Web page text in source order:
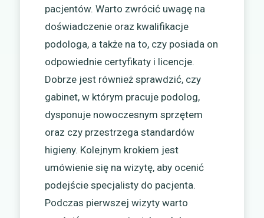
pacjentów. Warto zwrócić uwagę na
doświadczenie oraz kwalifikacje
podologa, a także na to, czy posiada on
odpowiednie certyfikaty i licencje.
Dobrze jest również sprawdzić, czy
gabinet, w którym pracuje podolog,
dysponuje nowoczesnym sprzętem
oraz czy przestrzega standardów
higieny. Kolejnym krokiem jest
umówienie się na wizytę, aby ocenić
podejście specjalisty do pacjenta.
Podczas pierwszej wizyty warto